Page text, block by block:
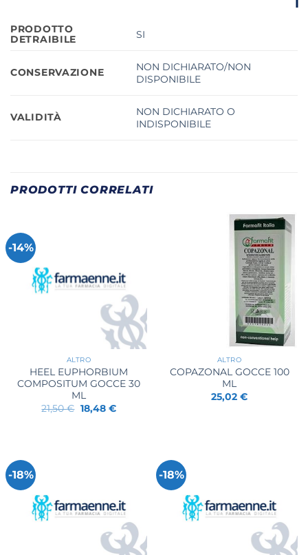
PRODOTTO
DETRAIBILE
SI
CONSERVAZIONE
NON DICHIARATO/NON
DISPONIBILE
VALIDITÀ
NON DICHIARATO O
INDISPONIBILE
PRODOTTI CORRELATI
-14%
ALTRO
HEEL EUPHORBIUM
COMPOSITUM GOCCE 30
ML
21,50€ Il
prezzo
18,48 €Il
ALTRO
COPAZONAL GOCCE 100
ML
25,02 €
-18% -18%